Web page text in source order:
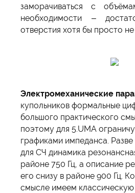
заморачиваться с
необходимости –
отверстия хотя бы просто
Электромеханические
купольников формальные
большого практического
поэтому для 5.UMA
графиками импеданса. Разве
для СЧ динамика
районе 750 Гц, а описание
его снизу в районе 900 Гц.
смысле имеем